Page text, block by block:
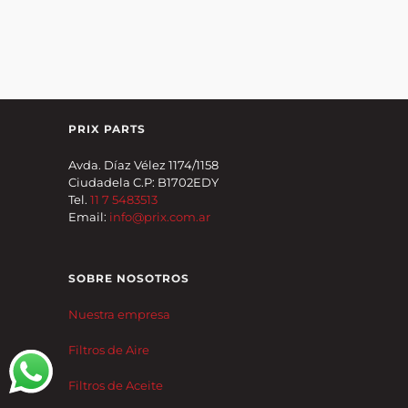
PRIX PARTS
Avda. Díaz Vélez 1174/1158
Ciudadela C.P: B1702EDY
Tel. 11 7 5483513
Email: info@prix.com.ar
SOBRE NOSOTROS
Nuestra empresa
Filtros de Aire
Filtros de Aceite